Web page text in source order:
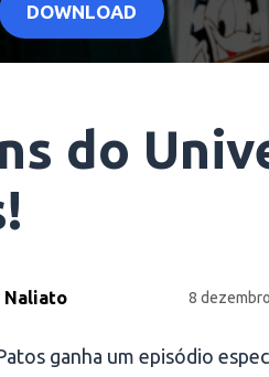
DOWNLOAD
do
Naliato 8
ganha um episódio